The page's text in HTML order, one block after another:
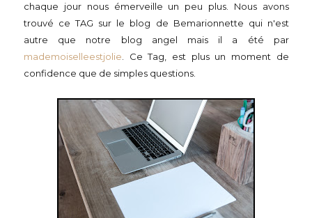
chaque jour nous émerveille un peu plus. Nous avons
trouvé ce TAG sur le blog de Bemarionnette qui n'est
autre que notre blog angel mais il a été par
mademoiselleestjolie . Ce Tag, est plus un moment de
confidence que de simples questions.